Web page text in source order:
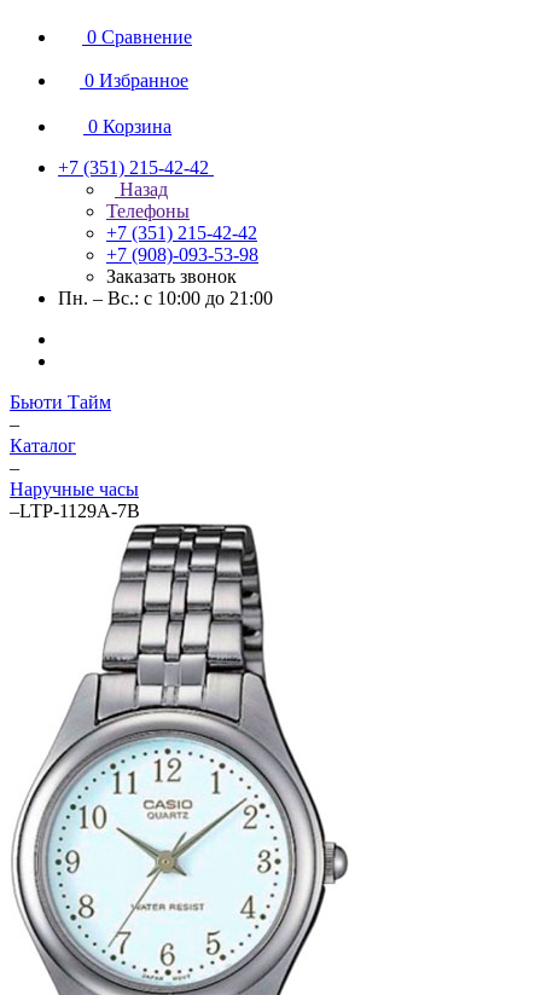
0 Сравнение
0 Избранное
0 Корзина
+7 (351) 215-42-42
Назад
Телефоны
+7 (351) 215-42-42
+7 (908)-093-53-98
Заказать звонок
Пн. – Вс.: с 10:00 до 21:00
Бьюти Тайм
–
Каталог
–
Наручные часы
–LTP-1129A-7B